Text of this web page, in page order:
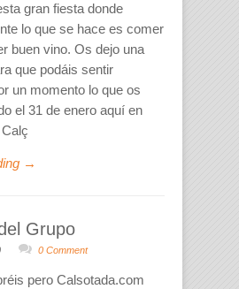
gran fiesta donde
lo que se hace es comer
buen vino. Os dejo una
que podáis sentir
un momento lo que os
el 31 de enero aquí en
→
Grupo
0 Comment
pero Calsotada.com